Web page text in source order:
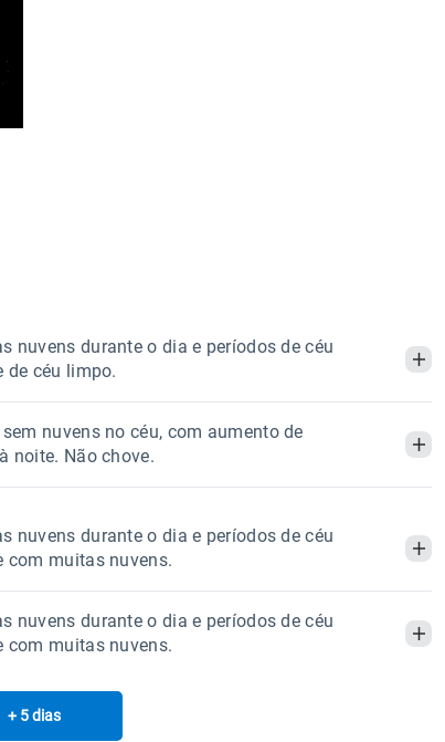
nuvens durante o dia e períodos de céu
de céu limpo.
Manhã Tarde Noite
0.0mm
54%83%
07:28h às 18:02h
Minguante
nuvens no céu, com aumento de
noite. Não chove.
Tarde Noite
Chuva
0.0mm
Umidade do ar
55%79%
07:27h às 18:03h
nuvens durante o dia e períodos de céu
com muitas nuvens.
Tarde Noite
Chuva
nuvens durante o dia e períodos de céu
com muitas nuvens.
ManhãTarde
+ 5 dias